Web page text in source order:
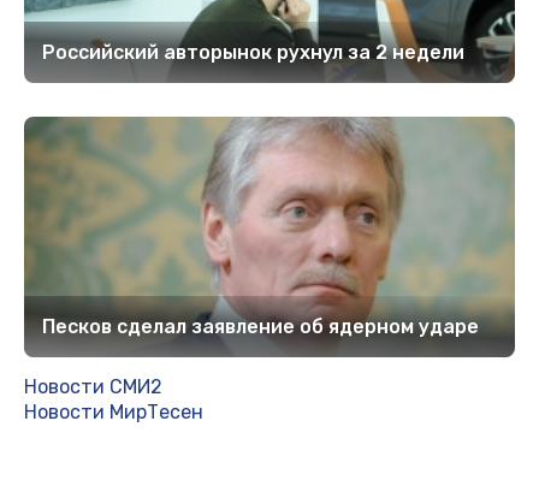
Российский авторынок рухнул за 2 недели
Песков сделал заявление об ядерном ударе
Новости СМИ2
Новости МирТесен